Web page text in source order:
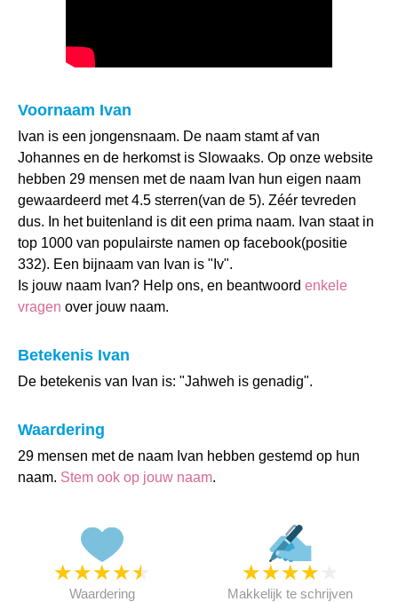
Voornaam Ivan
Ivan is een jongensnaam. De naam stamt af van
Johannes en de herkomst is Slowaaks. Op onze website
hebben 29 mensen met de naam Ivan hun eigen naam
gewaardeerd met 4.5 sterren(van de 5). Zéér tevreden
dus. In het buitenland is dit een prima naam. Ivan staat in
top 1000 van populairste namen op facebook(positie
332). Een bijnaam van Ivan is "Iv".
Is jouw naam Ivan? Help ons, en beantwoord enkele
vragen over jouw naam.
Betekenis Ivan
De betekenis van Ivan is: "Jahweh is genadig".
Waardering
29 mensen met de naam Ivan hebben gestemd op hun
naam. Stem ook op jouw naam.
★★★★★
Waardering
★★★★
Makkelijk te schrijven